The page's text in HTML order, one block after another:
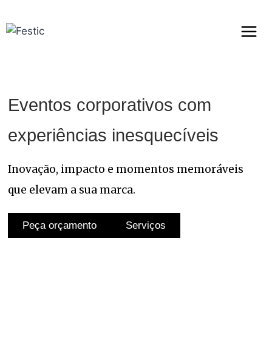
Eventos corporativos com
experiências inesquecíveis
Inovação, impacto e momentos memoráveis
que elevam a sua marca.
Peça orçamento Serviços